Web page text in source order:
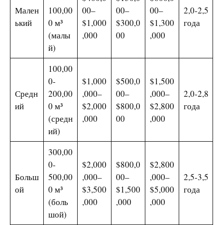
Мален
ький
100,00
0 м³
(малы
й)
00–
$1,000
,000
00–
$300,0
00
00–
$1,300
,000
2,0-2,5
года
Средн
ий
100,00
0-
200,00
0 м³
(средн
ий)
$1,000
,000–
$2,000
,000
$500,0
00–
$800,0
00
$1,500
,000–
$2,800
,000
2,0-2,8
года
Больш
ой
300,00
0-
500,00
0 м³
(боль
шой)
$2,000
,000–
$3,500
,000
$800,0
00–
$1,500
,000
$2,800
,000–
$5,000
,000
2,5-3,5
года